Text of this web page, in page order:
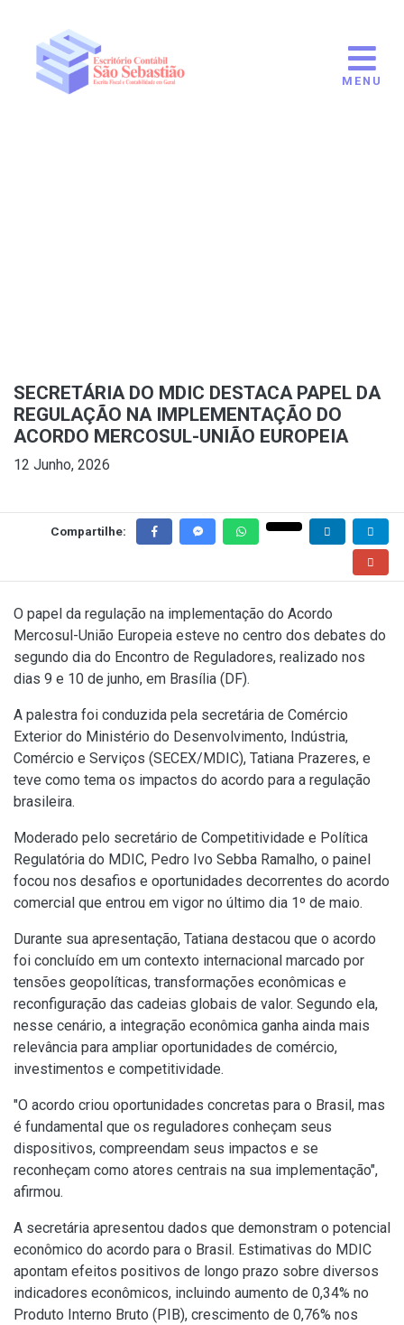
MENU
SECRETÁRIA DO MDIC DESTACA PAPEL DA
REGULAÇÃO NA IMPLEMENTAÇÃO DO
ACORDO MERCOSUL-UNIÃO EUROPEIA
12 Junho, 2026
Compartilhe:
O papel da regulação na implementação do Acordo
Mercosul-União Europeia esteve no centro dos debates do
segundo dia do Encontro de Reguladores, realizado nos
dias 9 e 10 de junho, em Brasília (DF).
A palestra foi conduzida pela secretária de Comércio
Exterior do Ministério do Desenvolvimento, Indústria,
Comércio e Serviços (SECEX/MDIC), Tatiana Prazeres, e
teve como tema os impactos do acordo para a regulação
brasileira.
Moderado pelo secretário de Competitividade e Política
Regulatória do MDIC, Pedro Ivo Sebba Ramalho, o painel
focou nos desafios e oportunidades decorrentes do acordo
comercial que entrou em vigor no último dia 1º de maio.
Durante sua apresentação, Tatiana destacou que o acordo
foi concluído em um contexto internacional marcado por
tensões geopolíticas, transformações econômicas e
reconfiguração das cadeias globais de valor. Segundo ela,
nesse cenário, a integração econômica ganha ainda mais
relevância para ampliar oportunidades de comércio,
investimentos e competitividade.
"O acordo criou oportunidades concretas para o Brasil, mas
é fundamental que os reguladores conheçam seus
dispositivos, compreendam seus impactos e se
reconheçam como atores centrais na sua implementação",
afirmou.
A secretária apresentou dados que demonstram o potencial
econômico do acordo para o Brasil. Estimativas do MDIC
apontam efeitos positivos de longo prazo sobre diversos
indicadores econômicos, incluindo aumento de 0,34% no
Produto Interno Bruto (PIB), crescimento de 0,76% nos